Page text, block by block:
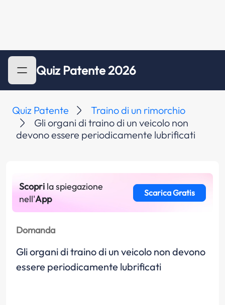
Quiz Patente 2026
Quiz Patente
Traino di un rimorchio
Gli organi di traino di un veicolo non
devono essere periodicamente lubrificati
Scopri la spiegazione
nell'App
Scarica Gratis
Domanda
Gli organi di traino di un veicolo non devono
essere periodicamente lubrificati